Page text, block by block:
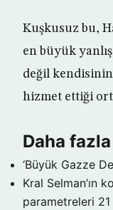
Kuşkusuz bu,
en büyük
değil kendisinin
hizmet ettiği
Daha
‘Büyük Gazze
Kral Selman’ın
parametreleri